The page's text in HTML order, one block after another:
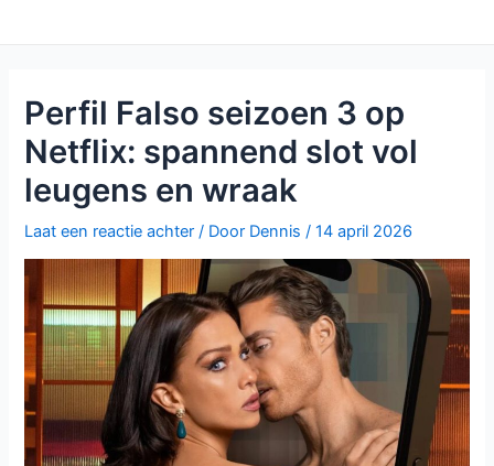
Perfil Falso seizoen 3 op
Netflix: spannend slot vol
leugens en wraak
Laat een reactie achter / Door Dennis/14 april 2026